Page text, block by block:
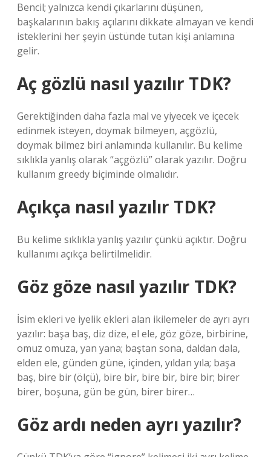
Bencil; yalnızca kendi çıkarlarını düşünen,
başkalarının bakış açılarını dikkate almayan ve kendi
isteklerini her şeyin üstünde tutan kişi anlamına
gelir.
Aç gözlü nasıl yazılır TDK?
Gerektiğinden daha fazla mal ve yiyecek ve içecek
edinmek isteyen, doymak bilmeyen, açgözlü,
doymak bilmez biri anlamında kullanılır. Bu kelime
sıklıkla yanlış olarak “açgözlü” olarak yazılır. Doğru
kullanım greedy biçiminde olmalıdır.
Açıkça nasıl yazılır TDK?
Bu kelime sıklıkla yanlış yazılır çünkü açıktır. Doğru
kullanımı açıkça belirtilmelidir.
Göz göze nasıl yazılır TDK?
İsim ekleri ve iyelik ekleri alan ikilemeler de ayrı ayrı
yazılır: başa baş, diz dize, el ele, göz göze, birbirine,
omuz omuza, yan yana; baştan sona, daldan dala,
elden ele, günden güne, içinden, yıldan yıla; başa
baş, bire bir (ölçü), bire bir, bire bir, bire bir; birer
birer, boşuna, gün be gün, birer birer…
Göz ardı neden ayrı yazılır?